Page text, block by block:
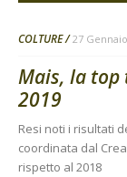
COLTURE 27
Mais, la
2019
Resi noti i risultati
coordinata dal
rispetto al 2018